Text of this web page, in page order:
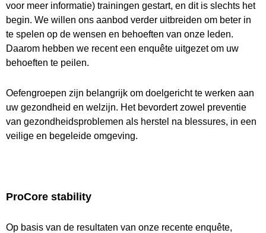
voor meer informatie) trainingen gestart, en dit is slechts het
begin. We willen ons aanbod verder uitbreiden om beter in
te spelen op de wensen en behoeften van onze leden.
Daarom hebben we recent een enquête uitgezet om uw
behoeften te peilen.
Oefengroepen zijn belangrijk om doelgericht te werken aan
uw gezondheid en welzijn. Het bevordert zowel preventie
van gezondheidsproblemen als herstel na blessures, in een
veilige en begeleide omgeving.
ProCore stability
Op basis van de resultaten van onze recente enquête,